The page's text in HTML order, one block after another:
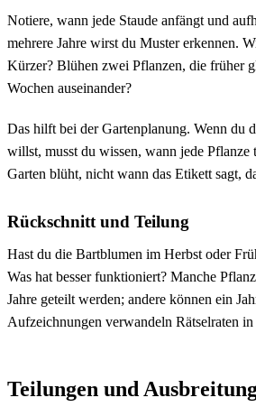
Notiere, wann jede Staude anfängt und
mehrere Jahre wirst du Muster erkennen.
Kürzer? Blühen zwei Pflanzen, die früher
Wochen auseinander?
Das hilft bei der Gartenplanung. Wenn du
willst, musst du wissen, wann jede Pflanze
Garten blüht, nicht wann das Etikett sagt,
Rückschnitt und Teilung
Hast du die Bartblumen im Herbst oder
Was hat besser funktioniert? Manche
Jahre geteilt werden; andere können ein
Aufzeichnungen verwandeln Rätselraten in
Teilungen und